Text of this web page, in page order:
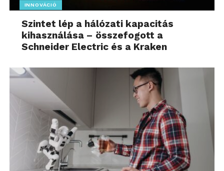
INNOVÁCIÓ
Szintet lép a hálózati kapacitás
kihasználása – összefogott a
Schneider Electric és a Kraken